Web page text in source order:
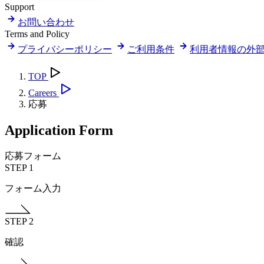
Support
お問い合わせ
Terms and Policy
プライバシーポリシー
ご利用条件 利用者情報の外
TOP
Careers
応募
Application Form
応募フォーム
STEP 1
フォーム入力
STEP 2
確認